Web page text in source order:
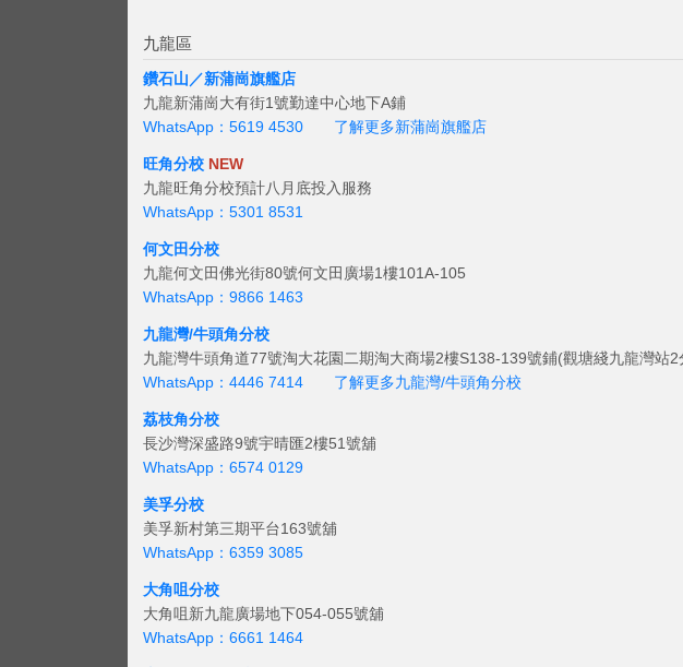
九龍區
鑽石山／新蒲崗旗艦店
九龍新蒲崗大有街1號勤達中心地下A鋪
WhatsApp：5619 4530
了解更多新蒲崗旗艦店
旺角分校 NEW
九龍旺角分校預計八月底投入服務
WhatsApp：5301 8531
何文田分校
九龍何文田佛光街80號何文田廣場1樓101A-105
WhatsApp：9866 1463
九龍灣/牛頭角分校
九龍灣牛頭角道77號淘大花園二期淘大商場2樓S138-139號鋪(觀塘綫九龍灣站2
WhatsApp：4446 7414
了解更多九龍灣/牛頭角分校
荔枝角分校
長沙灣深盛路9號宇晴匯2樓51號舖
WhatsApp：6574 0129
美孚分校
美孚新村第三期平台163號舖
WhatsApp：6359 3085
大角咀分校
大角咀新九龍廣場地下054-055號舖
WhatsApp：6661 1464